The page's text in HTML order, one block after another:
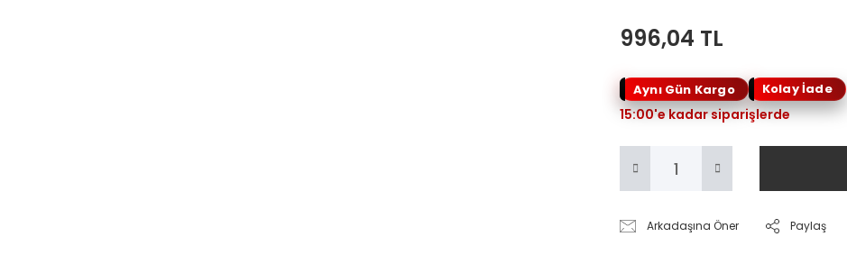
996,04 TL
Aynı Gün Kargo Kolay İade
15:00'e kadar siparişlerde
Arkadaşına Öner Paylaş